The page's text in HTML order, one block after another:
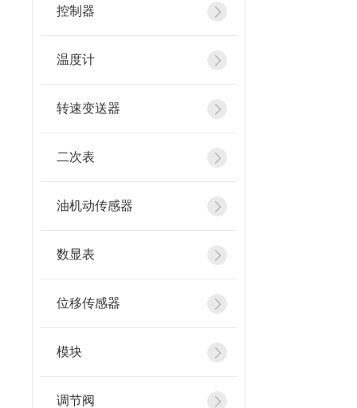
控制器
温度计
转速变送器
二次表
油机动传感器
数显表
位移传感器
模块
调节阀